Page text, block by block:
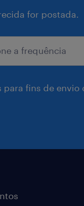
for postada.
fins de envio